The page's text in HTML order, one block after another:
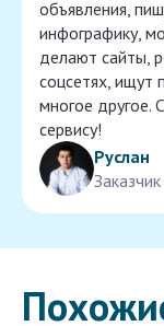
объявления,
инфографику,
делают сайты,
соцсетях, ищут
многое другое.
сервису!
Руслан
Заказчик